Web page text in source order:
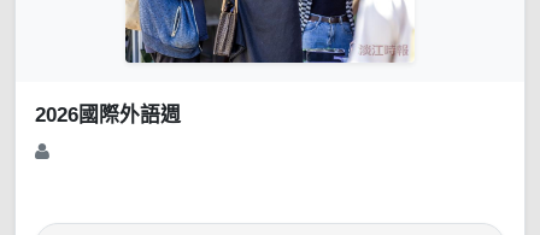
2026國際外語週